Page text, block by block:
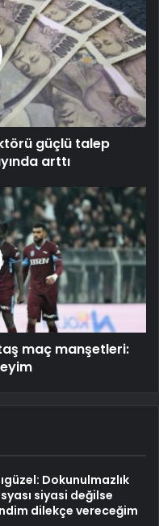
güçlü talep
arttı
maç manşetleri:
Dokunulmazlık
siyasi değilse
dilekçe vereceğim